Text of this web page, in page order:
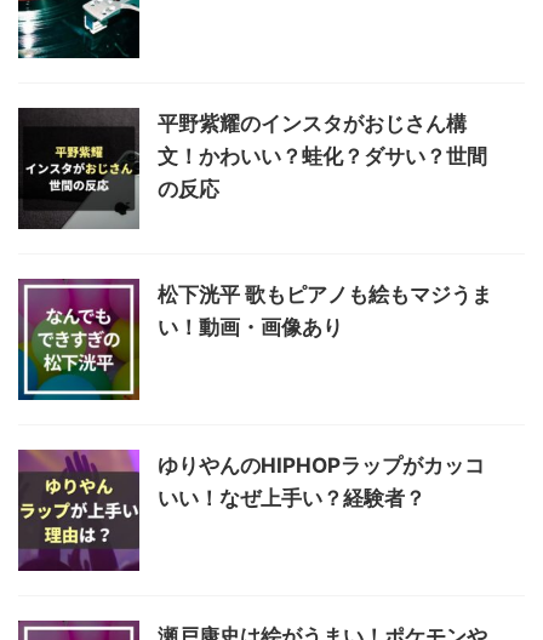
平野紫耀のインスタがおじさん構
文！かわいい？蛙化？ダサい？世間
の反応
松下洸平 歌もピアノも絵もマジうま
い！動画・画像あり
ゆりやんのHIPHOPラップがカッコ
いい！なぜ上手い？経験者？